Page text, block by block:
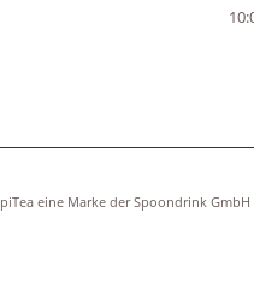
piTea eine Marke der Spoondrink